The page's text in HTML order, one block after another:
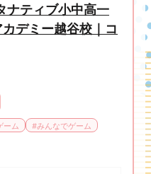
ナティブ小中高一
デミー越谷校｜コ
ーム #みんなでゲーム